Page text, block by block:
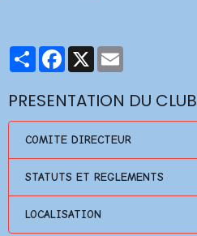
PartagerFacebook
X
PRESENTATION DU CLUB
COMITE DIRECTEUR
STATUTS ET REGLEMENTS
LOCALISATION